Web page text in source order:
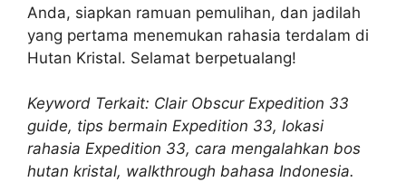
Anda, siapkan ramuan pemulihan, dan jadilah
yang pertama menemukan rahasia terdalam di
Hutan Kristal. Selamat berpetualang!
Keyword Terkait: Clair Obscur Expedition 33
guide, tips bermain Expedition 33, lokasi
rahasia Expedition 33, cara mengalahkan bos
hutan kristal, walkthrough bahasa Indonesia.